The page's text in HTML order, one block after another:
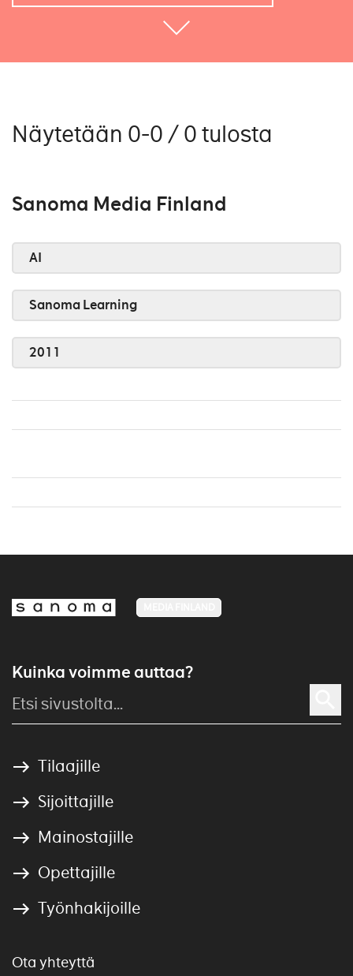
Näytetään 0-0 / 0 tulosta
Sanoma Media Finland
AI
Sanoma Learning
2011
Kuinka voimme auttaa?
Tilaajille
Sijoittajille
Mainostajille
Opettajille
Työnhakijoille
Ota yhteyttä